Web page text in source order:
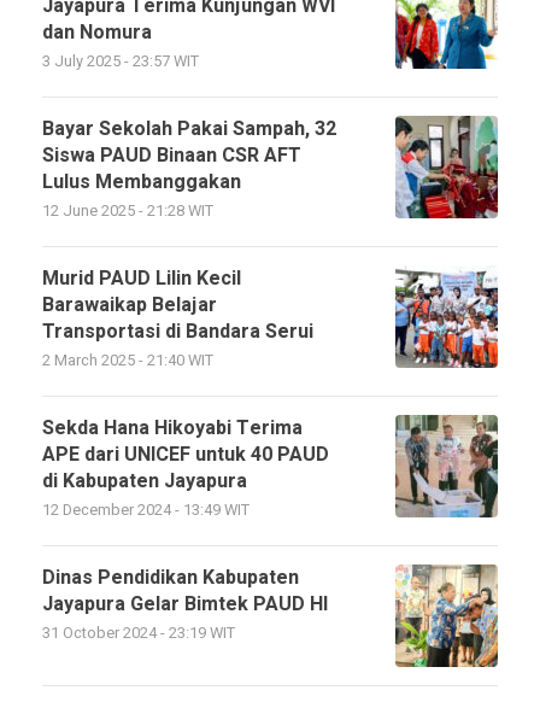
Jayapura Terima Kunjungan WVI
dan Nomura
3 July 2025 - 23:57 WIT
Bayar Sekolah Pakai Sampah, 32
Siswa PAUD Binaan CSR AFT
Lulus Membanggakan
12 June 2025 - 21:28 WIT
Murid PAUD Lilin Kecil
Barawaikap Belajar
Transportasi di Bandara Serui
2 March 2025 - 21:40 WIT
Sekda Hana Hikoyabi Terima
APE dari UNICEF untuk 40 PAUD
di Kabupaten Jayapura
12 December 2024 - 13:49 WIT
Dinas Pendidikan Kabupaten
Jayapura Gelar Bimtek PAUD HI
31 October 2024 - 23:19 WIT